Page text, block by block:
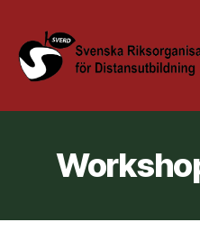
Höstkonferens